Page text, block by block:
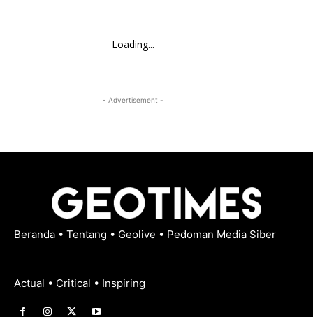
Loading...
- Advertisement -
Beranda • Tentang • Geolive • Pedoman Media Siber
Actual • Critical • Inspiring